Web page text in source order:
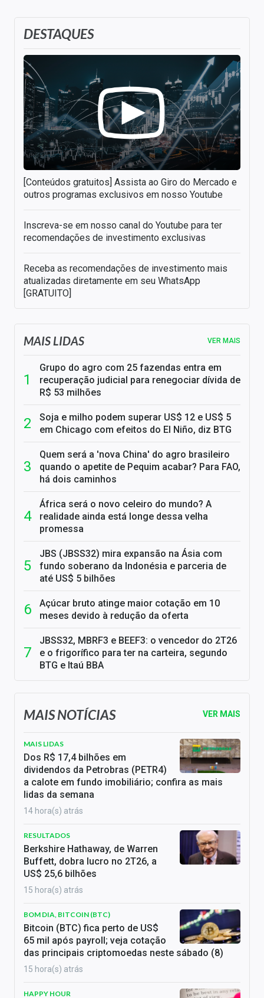
DESTAQUES
[Conteúdos gratuitos] Assista ao Giro do Mercado e
outros programas exclusivos em nosso Youtube
Inscreva-se em nosso canal do Youtube para ter
recomendações de investimento exclusivas
Receba as recomendações de investimento mais
atualizadas diretamente em seu WhatsApp
[GRATUITO]
MAIS LIDAS VER MAIS
Grupo do agro com 25 fazendas entra em
recuperação judicial para renegociar dívida de
R$ 53 milhões
Soja e milho podem superar US$ 12 e US$ 5
em Chicago com efeitos do El Niño, diz BTG
Quem será a 'nova China' do agro brasileiro
quando o apetite de Pequim acabar? Para FAO,
há dois caminhos
África será o novo celeiro do mundo? A
realidade ainda está longe dessa velha
promessa
JBS (JBSS32) mira expansão na Ásia com
fundo soberano da Indonésia e parceria de
até US$ 5 bilhões
Açúcar bruto atinge maior cotação em 10
meses devido à redução da oferta
JBSS32, MBRF3 e BEEF3: o vencedor do 2T26
e o frigorífico para ter na carteira, segundo
BTG e Itaú BBA
MAIS NOTÍCIAS VER MAIS
MAIS LIDAS
Dos R$ 17,4 bilhões em
dividendos da Petrobras (PETR4)
a calote em fundo imobiliário; confira as mais
lidas da semana
14 hora(s) atrás
RESULTADOS
Berkshire Hathaway, de Warren
Buffett, dobra lucro no 2T26, a
US$ 25,6 bilhões
15 hora(s) atrás
BOM DIA, BITCOIN (BTC)
Bitcoin (BTC) fica perto de US$
65 mil após payroll; veja cotação
das principais criptomoedas neste sábado (8)
15 hora(s) atrás
HAPPY HOUR